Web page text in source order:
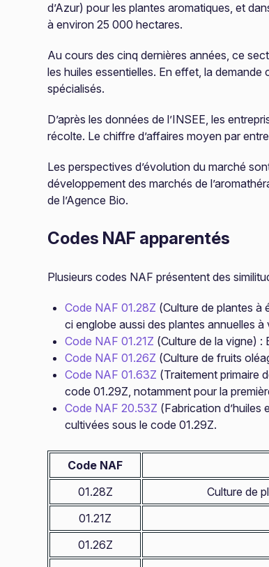
d’Azur) pour les plantes aromatiques, et
à environ 25 000 hectares.
Au cours des cinq dernières années, ce
les huiles essentielles. En effet, la
spécialisés.
D’après les données de l’INSEE, les
récolte. Le chiffre d’affaires moyen par
Les perspectives d’évolution du marché
développement des marchés de
de l’Agence Bio.
Codes NAF apparentés
Plusieurs codes NAF présentent des
Code NAF 01.28Z (Culture de plantes à
ci englobe aussi des plantes annuelles à
Code NAF 01.21Z (Culture de la vigne) :
Code NAF 01.26Z (Culture de fruits
Code NAF 01.63Z (Traitement primaire
code 01.29Z, notamment pour la
Code NAF 20.53Z (Fabrication d’huiles
cultivées sous le code 01.29Z.
Code NAF
01.28Z
Culture de
01.21Z
01.26Z